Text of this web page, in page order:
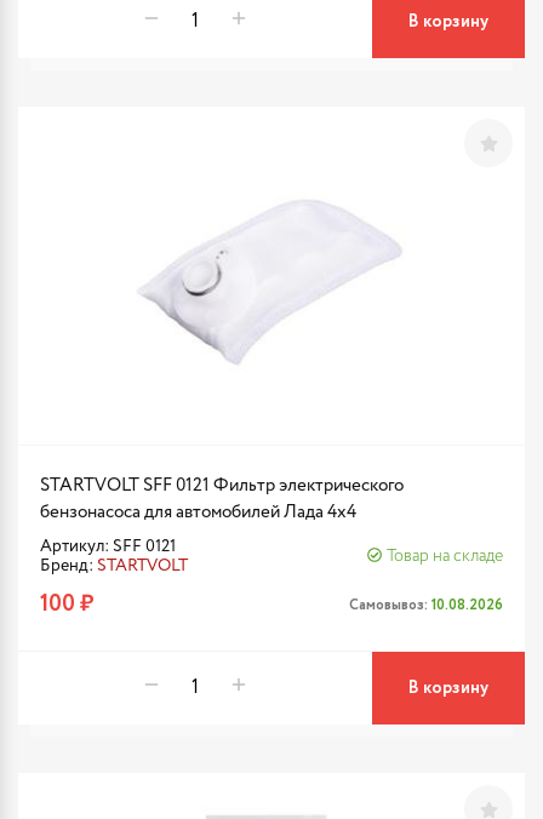
В корзину
STARTVOLT SFF 0121 Фильтр электрического
бензонасоса для автомобилей Лада 4x4
Артикул: SFF 0121
Бренд: STARTVOLT
Товар на складе
100 ₽ Самовывоз: 10.08.2026
В корзину